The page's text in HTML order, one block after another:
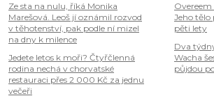
Ze sta na nulu, říká Monika
Marešová. Leoš jí oznámil rozvod
v těhotenství, pak podle ní mizel
na dny k milence
Jedete letos k moři? Čtyřčlenná
rodina nechá v chorvatské
restauraci přes 2 000 Kč za jednu
večeři
Overeem
Jeho tělo
pěti lety
Dva
Wacha
půjdou